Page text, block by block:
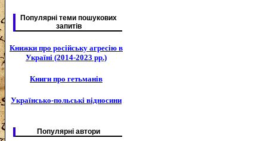
Популярні теми пошукових
запитів
Книжки про російську агресію в
Україні (2014-2023 рр.)
Книги про гетьманів
Українсько-польські відносини
Популярні автори